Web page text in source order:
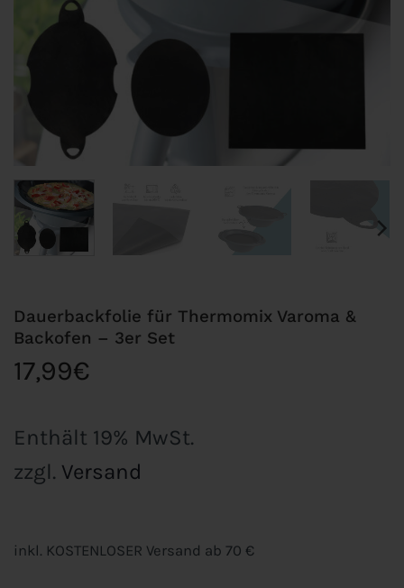
Dauerbackfolie für Thermomix Varoma &
Backofen – 3er Set
17,99€
Enthält 19% MwSt.
zzgl. Versand
inkl. KOSTENLOSER Versand ab 70 €